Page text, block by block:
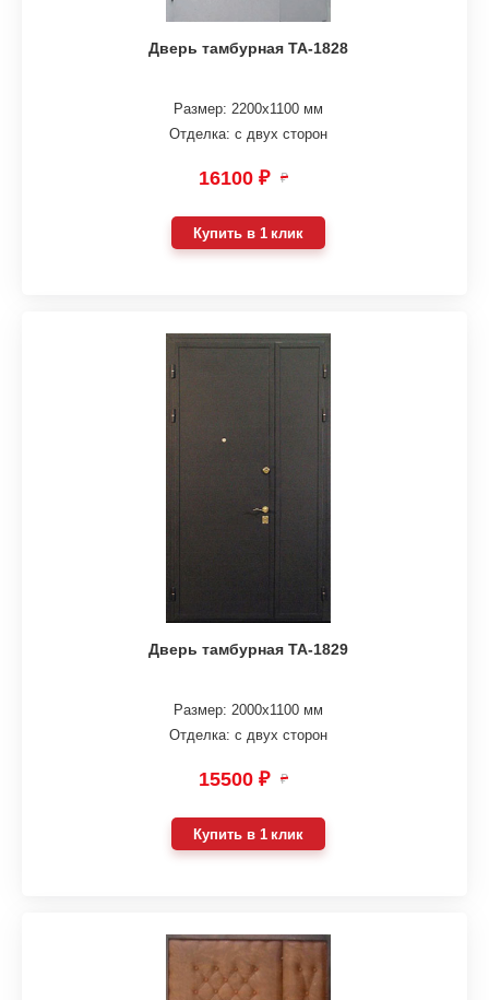
Дверь тамбурная ТА-1828
Размер: 2200х1100 мм
Отделка: с двух сторон
16100 ₽ ₽
Купить в 1 клик
Дверь тамбурная ТА-1829
Размер: 2000х1100 мм
Отделка: с двух сторон
15500 ₽ ₽
Купить в 1 клик